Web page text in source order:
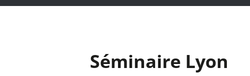
Séminaire Lyon